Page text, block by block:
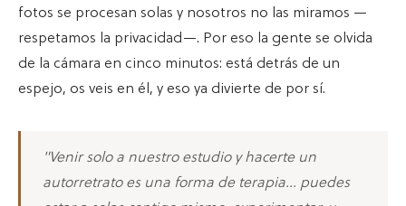
fotos se procesan solas y nosotros no las miramos —
respetamos la privacidad—. Por eso la gente se olvida
de la cámara en cinco minutos: está detrás de un
espejo, os veis en él, y eso ya divierte de por sí.
"Venir solo a nuestro estudio y hacerte un
autorretrato es una forma de terapia... puedes